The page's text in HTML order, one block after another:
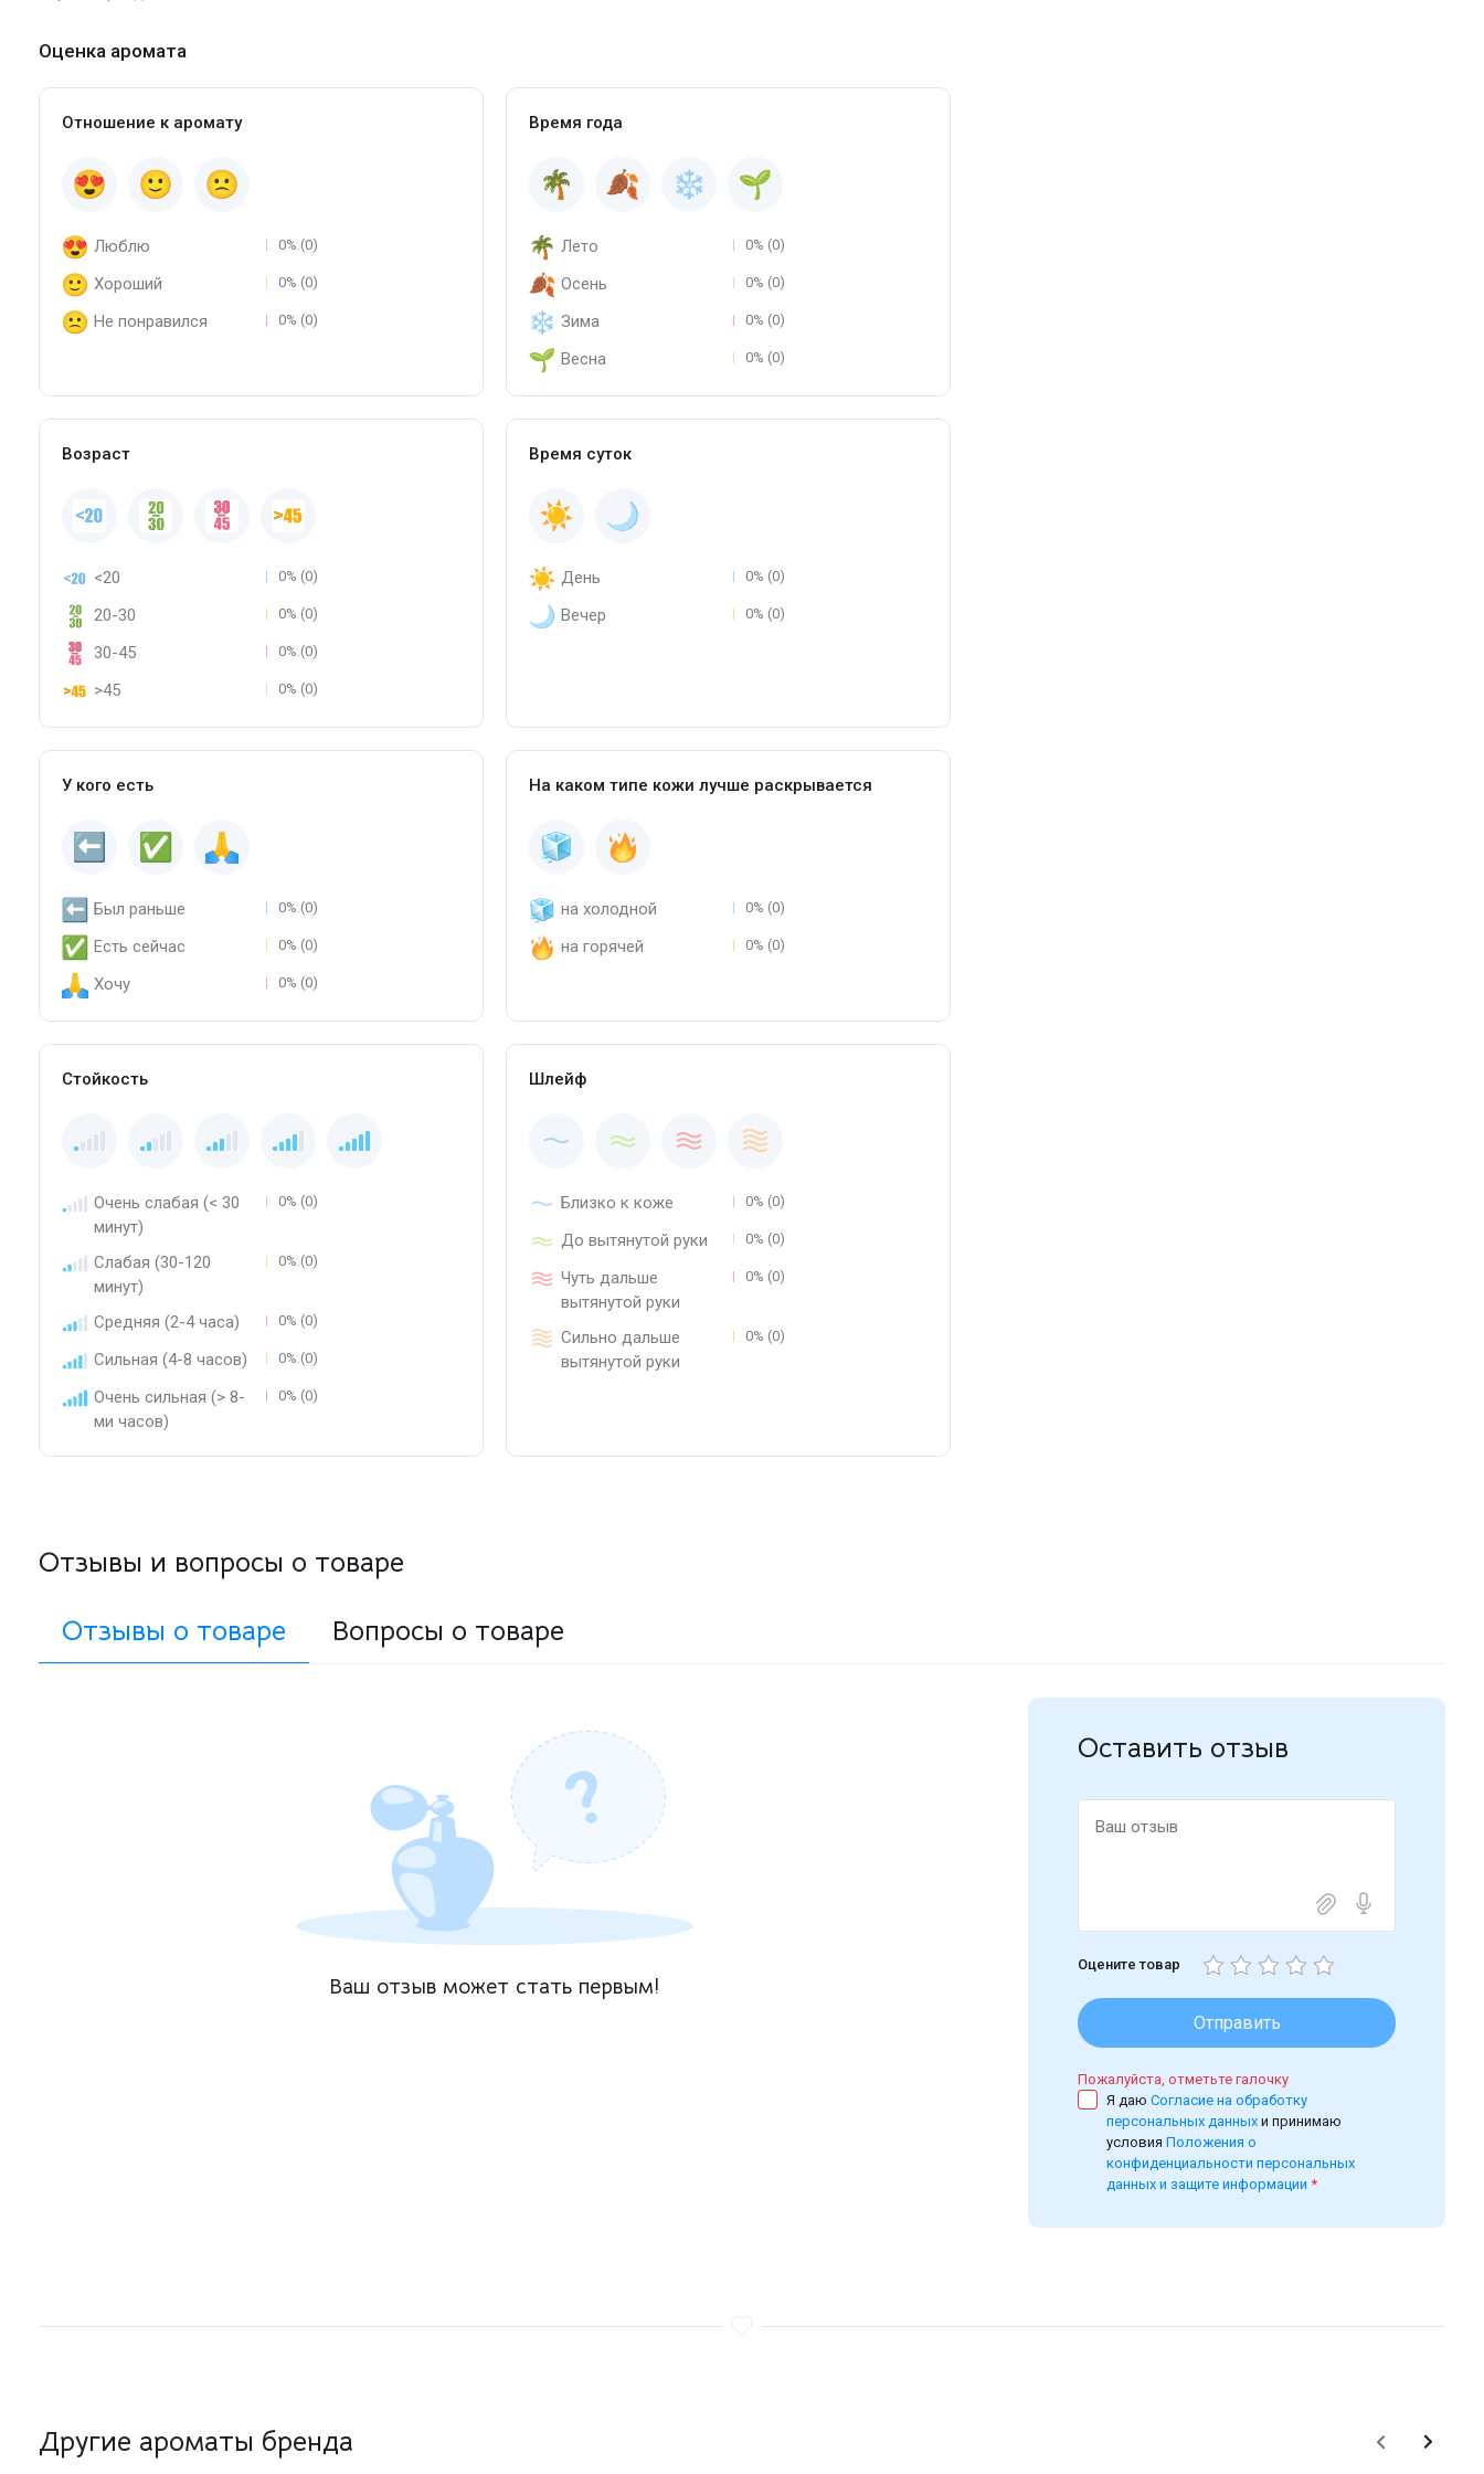
Оценка аромата
Отношение к аромату
Люблю 0% (0)
Хороший 0% (0)
Не понравился 0% (0)
Время года
Лето 0% (0)
Осень 0% (0)
Зима 0% (0)
Весна 0% (0)
Возраст
<20 0% (0)
20-30 0% (0)
30-45 0% (0)
>45 0% (0)
Время суток
День 0% (0)
Вечер 0% (0)
У кого есть
Был раньше 0% (0)
Есть сейчас 0% (0)
Хочу 0% (0)
На каком типе кожи лучше раскрывается
на холодной 0% (0)
на горячей 0% (0)
Стойкость
Очень слабая (< 30
минут)
0% (0)
Слабая (30-120
минут)
0% (0)
Средняя (2-4 часа) 0% (0)
Сильная (4-8 часов) 0% (0)
Очень сильная (> 8-
ми часов)
0% (0)
Шлейф
Близко к коже 0% (0)
До вытянутой руки 0% (0)
Чуть дальше
вытянутой руки
0% (0)
Сильно дальше
вытянутой руки
0% (0)
Отзывы и вопросы о товаре
Отзывы о товаре
Вопросы о товаре
Ваш отзыв может стать первым!
Оставить отзыв
Оцените товар
Отправить
Пожалуйста, отметьте галочку
Я даюСогласие на обработку
персональных данныхи принимаю
условияПоложения о
конфиденциальности персональных
данных и защите информации *
Другие ароматы бренда